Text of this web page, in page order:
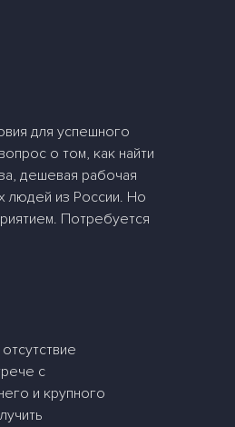
для успешного
о том, как найти
дешевая рабочая
людей из России. Но
Потребуется
с
и крупного